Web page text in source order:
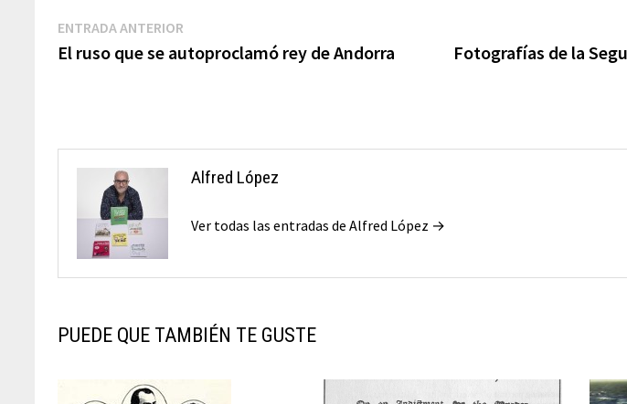
Navegación
de
ENTRADA ANTERIOR
anterior:
El ruso que se autoproclamó rey de Andorra
Fotografías de la
Alfred López
Ver todas las entradas de Alfred López →
PUEDE QUE TAMBIÉN TE GUSTE